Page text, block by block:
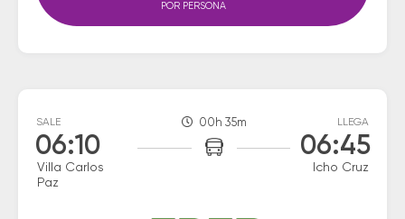
POR PERSONA
SALE
06:10
Villa Carlos
Paz
00h 35m LLEGA
06:45
Icho Cruz